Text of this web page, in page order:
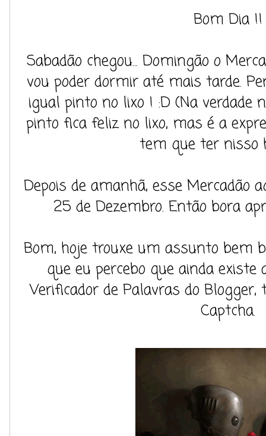
Bom Dia !!
Sabadão chegou... Domingão o
vou poder dormir até mais tarde.
igual pinto no lixo ! :D (Na verdade
pinto fica feliz no lixo, mas é a
tem que ter nisso
Depois de amanhã, esse Mercadão
25 de Dezembro. Então bora
Bom, hoje trouxe um assunto bem
que eu percebo que ainda
Verificador de Palavras do
Captcha.